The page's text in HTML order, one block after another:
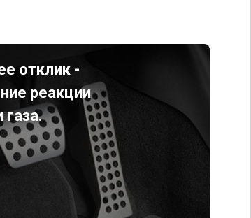
отклик -
реакции
газа.